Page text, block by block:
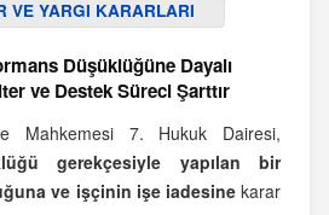
VE YARGI KARARLARI
Düşüklüğüne Dayalı
ve Destek Süreci Şarttır
Mahkemesi 7. Hukuk Dairesi,
gerekçesiyle yapılan bir
ve işçinin işe iadesinekarar